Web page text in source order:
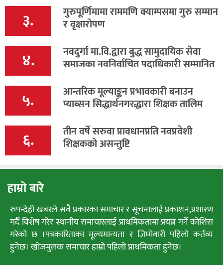
३. गुरुपूर्णिमामा राममणि क्याम्पसमा गुरु सम्मान
र वृक्षारोपण
४. नवदुर्गा मा.वि.द्वारा बुद्ध सामुदायिक सेवा
समाजका नवनिर्वाचित पदाधिकारी सम्मानित
५. आन्तरिक मूल्याङ्कन प्रभावकारी बनाउन
प्याब्सन सिद्धार्थनगरद्धारा शिक्षक तालिम
६. तीन वर्षे सरुवा प्रावधानप्रति नवप्रवेशी
शिक्षकको असन्तुष्टि
हाम्रो बारे
रुपन्देही खबरले सवै प्रकारका समाचार र सूचनालाई प्रकाशन,प्रशारण
गर्दै विशेष गरेर स्थानीय समाचारलाई प्राथमिकतामा प्रयत्न गर्ने कोशिस
गरेको छ ।पत्रकारिताका मूल्यमान्यता र जिम्मेवारी पहिलो कर्तव्य
हुनेछ। खोजमुलक समाचार हाम्रो पहिलो प्राथमिकता हुनेछ।